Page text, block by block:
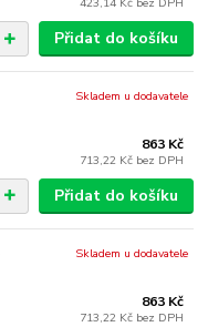
Přidat do košíku
863 Kč
713,22 Kč bez DPH
Skladem u dodavatele
Přidat do košíku
863 Kč
713,22 Kč bez DPH
Skladem u dodavatele